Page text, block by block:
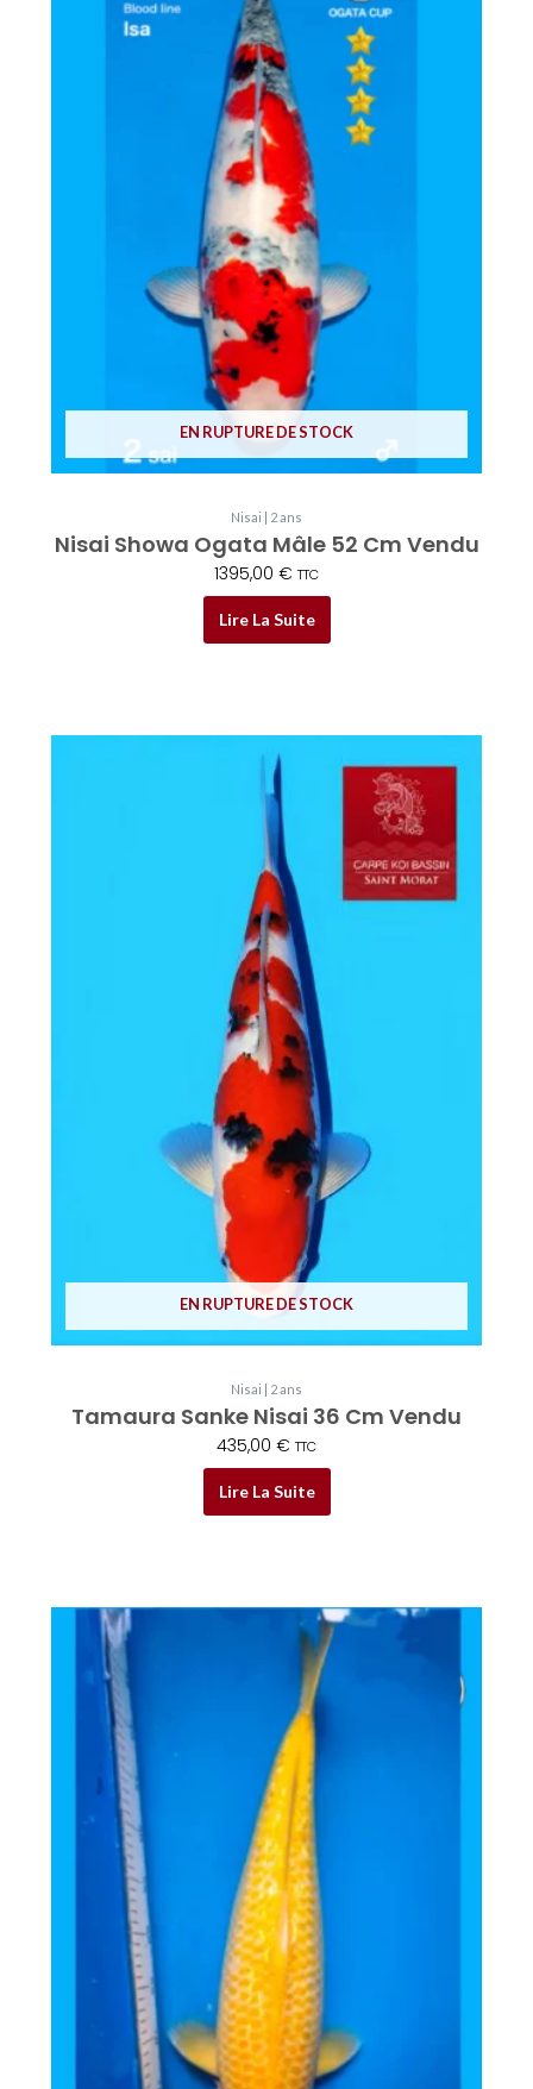
EN RUPTURE DE STOCK
Nisai | 2 ans
Nisai Showa Ogata Mâle 52 Cm Vendu
1395,00 € TTC
Lire La Suite
EN RUPTURE DE STOCK
Nisai | 2 ans
Tamaura Sanke Nisai 36 Cm Vendu
435,00 € TTC
Lire La Suite